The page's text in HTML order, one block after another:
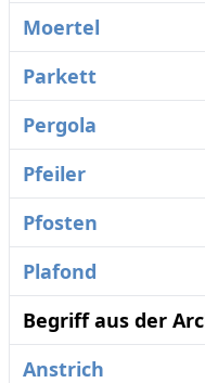
Moertel
Parkett
Pergola
Pfeiler
Pfosten
Plafond
Begriff aus der
Anstrich